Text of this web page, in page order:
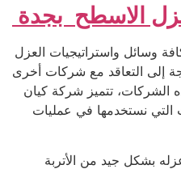
الاسطح بجدة
وسائل واستراتيجيات العزل
إلى التعاقد مع شركات أخرى
الشركات، تتميز شركة كيان
التي نستخدمها في عمليات
بشكل جيد من الأتربة